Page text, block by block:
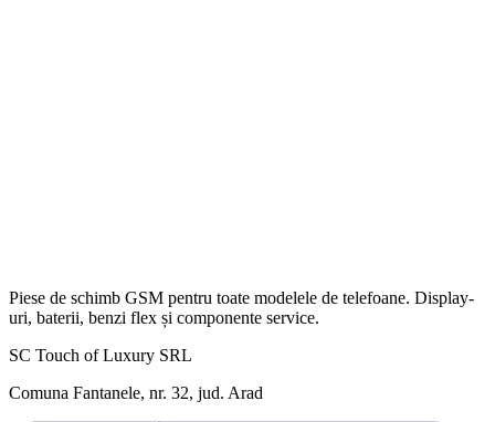
Piese de schimb GSM pentru toate modelele de telefoane. Display-
uri, baterii, benzi flex și componente service.
SC Touch of Luxury SRL
Comuna Fantanele, nr. 32, jud. Arad